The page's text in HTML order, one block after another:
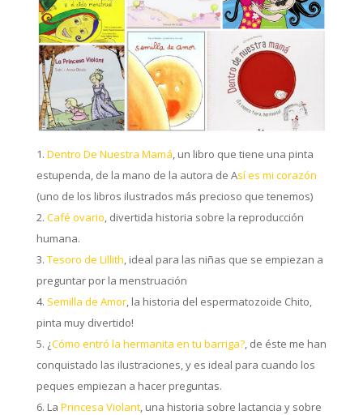
Dentro De Nuestra Mamá, un libro que tiene una pinta
estupenda, de la mano de la autora de Así es mi corazón
(uno de los libros ilustrados más precioso que tenemos)
Café ovario, divertida historia sobre la reproducción
humana.
Tesoro de Lillith, ideal para las niñas que se empiezan a
preguntar por la menstruación
Semilla de Amor, la historia del espermatozoide Chito,
pinta muy divertido!
¿Cómo entró la hermanita en tu barriga?, de éste me han
conquistado las ilustraciones, y es ideal para cuando los
peques empiezan a hacer preguntas.
La Princesa Violant, una historia sobre lactancia y sobre